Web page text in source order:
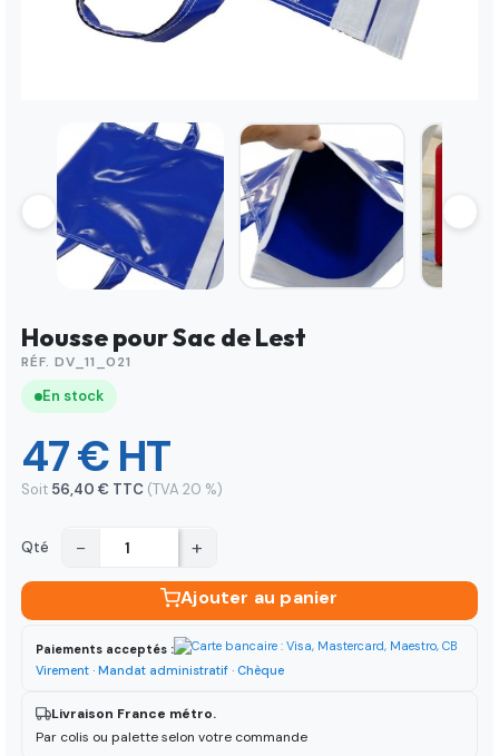
Housse pour Sac de Lest
RÉF. DV_11_021
En stock
47 € HT
Soit 56,40 € TTC (TVA 20 %)
Qté − +
Ajouter au panier
Paiements acceptés :
Virement · Mandat administratif · Chèque
Livraison France métro.
Par colis ou palette selon votre commande